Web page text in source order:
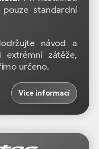
standardní
návod a
zátěže,
určeno.
Více informací